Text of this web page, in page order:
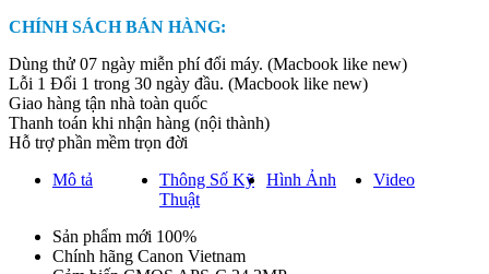
CHÍNH SÁCH BÁN HÀNG:
Dùng thử 07 ngày miễn phí đổi máy. (Macbook like new)
Lỗi 1 Đổi 1 trong 30 ngày đầu. (Macbook like new)
Giao hàng tận nhà toàn quốc
Thanh toán khi nhận hàng (nội thành)
Hỗ trợ phần mềm trọn đời
Mô tả
Thông Số Kỹ
Thuật
Hình Ảnh Video
Sản phẩm mới 100%
Chính hãng Canon Vietnam